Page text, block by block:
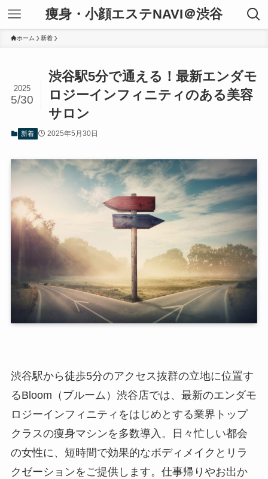
痩身・小顔エステNAVI＠渋谷
ホーム 新着
渋谷駅5分で通える！最新エンダモ
ロジーインフィニティのある美容
サロン
2025
5/30
新着 2025年5月30日
渋谷駅から徒歩5分のアクセス抜群の立地に位置す
るBloom（ブルーム）渋谷店では、最新のエンダモ
ロジーインフィニティをはじめとする業界トップ
クラスの痩身マシンを多数導入。日々忙しい都会
の女性に、短時間で効果的なボディメイクとリラ
クゼーションをご提供します。仕事帰りやお出か